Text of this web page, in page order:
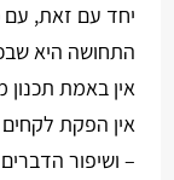
יחד עם זאת, עם
התחושה היא
אין באמת תכנון
אין הפקת
– ושיפור